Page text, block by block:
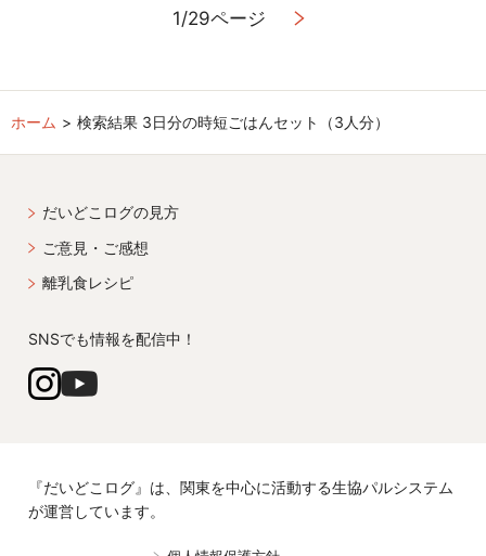
1/29ページ
ホーム 検索結果 3日分の時短ごはんセット（3人分）
だいどこログの見方
ご意見・ご感想
離乳食レシピ
SNSでも情報を配信中！
『だいどこログ』は、関東を中心に活動する生協パルシステム
が運営しています。